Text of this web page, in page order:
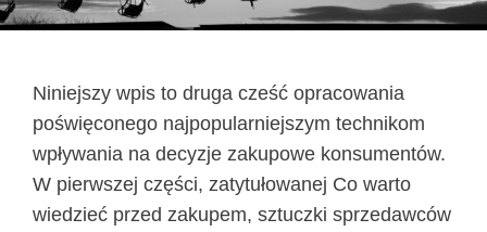
Niniejszy wpis to druga cześć opracowania
poświęconego najpopularniejszym technikom
wpływania na decyzje zakupowe konsumentów.
W pierwszej części, zatytułowanej Co warto
wiedzieć przed zakupem, sztuczki sprzedawców